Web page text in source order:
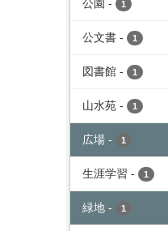
公園 - 1
公文書 - 1
図書館 - 1
山水苑 - 1
広場 - 1
生涯学習 - 1
緑地 - 1